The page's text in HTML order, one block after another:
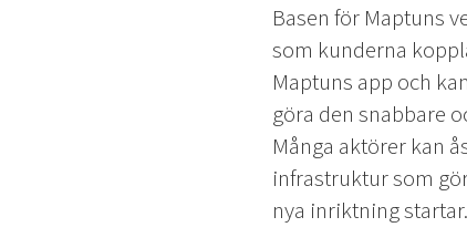
Basen för Maptuns
som kunderna
Maptuns app och
göra den snabbare
Många aktörer kan
infrastruktur som
nya inriktning startar.